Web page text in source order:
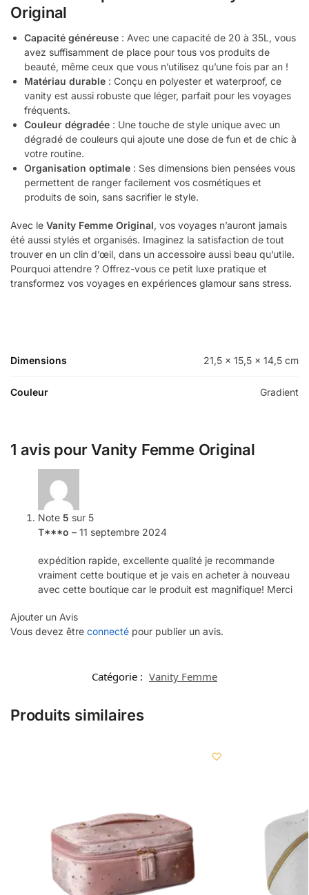
Original
Capacité généreuse : Avec une capacité de 20 à 35L, vous
avez suffisamment de place pour tous vos produits de
beauté, même ceux que vous n’utilisez qu’une fois par an !
Matériau durable : Conçu en polyester et waterproof, ce
vanity est aussi robuste que léger, parfait pour les voyages
fréquents.
Couleur dégradée : Une touche de style unique avec un
dégradé de couleurs qui ajoute une dose de fun et de chic à
votre routine.
Organisation optimale : Ses dimensions bien pensées vous
permettent de ranger facilement vos cosmétiques et
produits de soin, sans sacrifier le style.
Avec le Vanity Femme Original, vos voyages n’auront jamais
été aussi stylés et organisés. Imaginez la satisfaction de tout
trouver en un clin d’œil, dans un accessoire aussi beau qu’utile.
Pourquoi attendre ? Offrez-vous ce petit luxe pratique et
transformez vos voyages en expériences glamour sans stress.
Dimensions 21,5 × 15,5 × 14,5 cm
Couleur Gradient
1 avis pourVanity Femme Original
Note 5 sur 5
T***o – 11 septembre 2024
expédition rapide, excellente qualité je recommande
vraiment cette boutique et je vais en acheter à nouveau
avec cette boutique car le produit est magnifique! Merci
Ajouter un Avis
Vous devez être connecté pour publier un avis.
Catégorie : Vanity Femme
Produits similaires